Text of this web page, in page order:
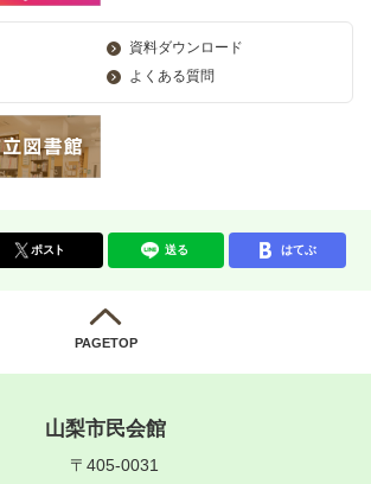
資料ダウンロード
よくある質問
ポスト 送る はてぶ
PAGETOP
山梨市民会館
〒405-0031